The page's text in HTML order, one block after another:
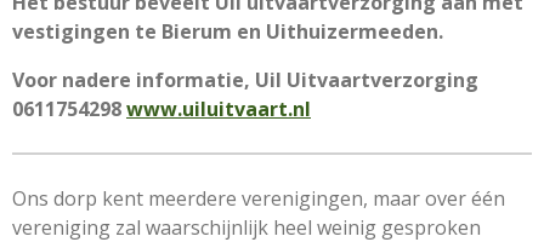
vestigingen te Bierum en Uithuizermeeden.
Voor nadere informatie, Uil Uitvaartverzorging
0611754298www.uiluitvaart.nl
Ons dorp kent meerdere verenigingen, maar over één
vereniging zal waarschijnlijk heel weinig gesproken